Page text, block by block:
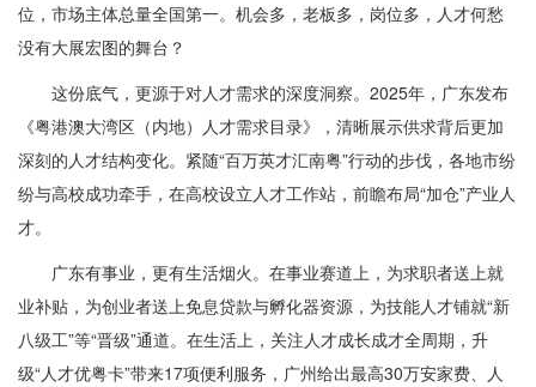
位，市场主体总量全国第一。机会多，老板多，岗位多，人才何愁
没有大展宏图的舞台？
这份底气，更源于对人才需求的深度洞察。2025年，广东发布
《粤港澳大湾区（内地）人才需求目录》，清晰展示供求背后更加
深刻的人才结构变化。紧随“百万英才汇南粤”行动的步伐，各地市纷
纷与高校成功牵手，在高校设立人才工作站，前瞻布局“加仓”产业人
才。
广东有事业，更有生活烟火。在事业赛道上，为求职者送上就
业补贴，为创业者送上免息贷款与孵化器资源，为技能人才铺就“新
八级工”等“晋级”通道。在生活上，关注人才成长成才全周期，升
级“人才优粤卡”带来17项便利服务，广州给出最高30万安家费、人